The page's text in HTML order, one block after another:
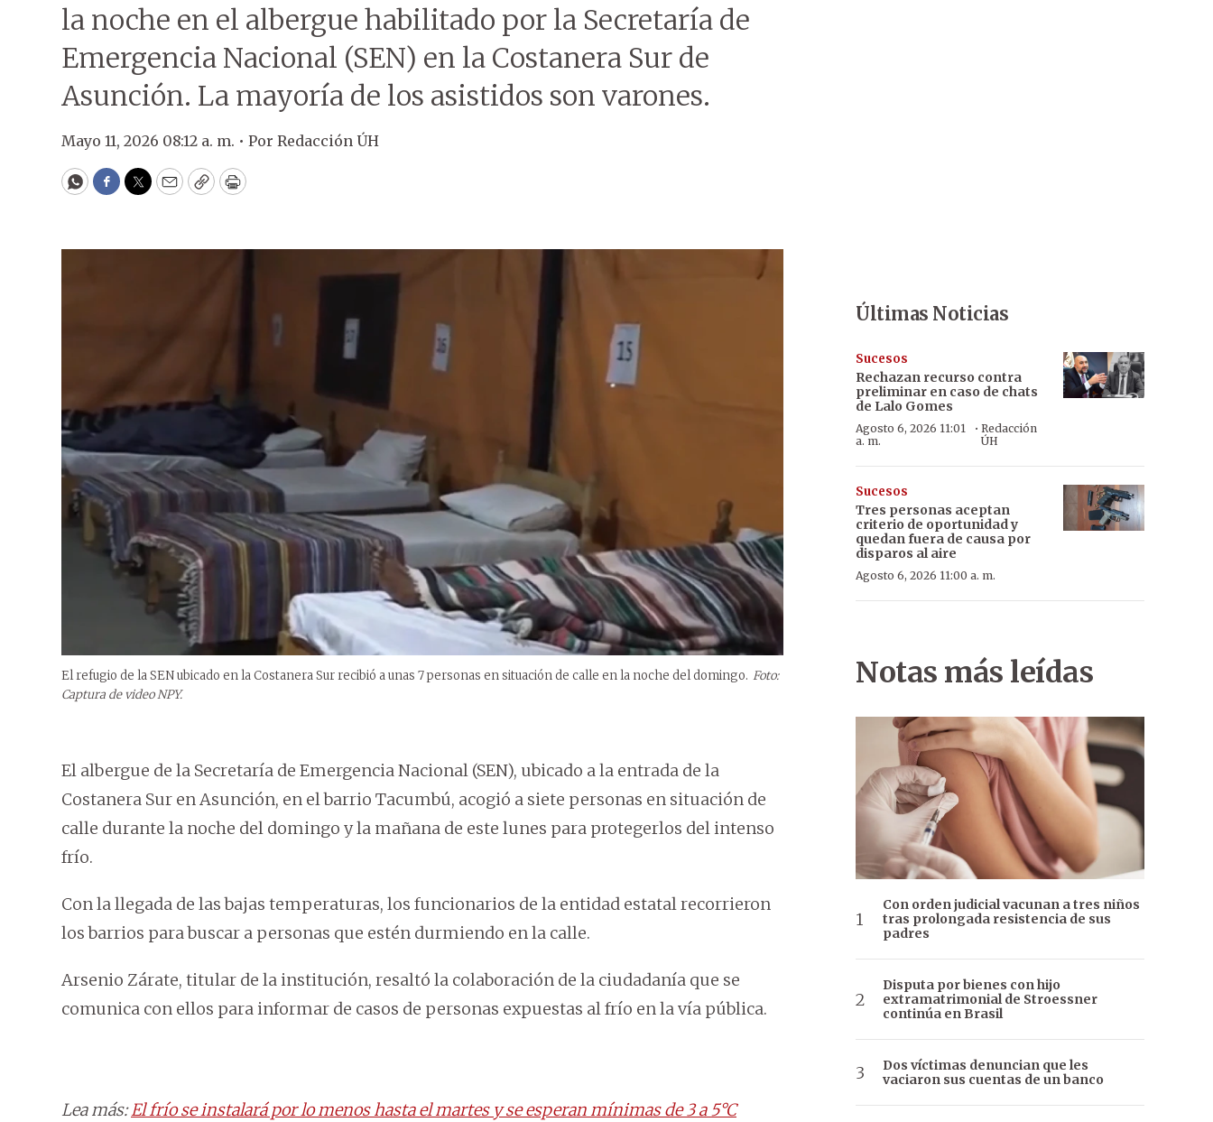
la noche en el albergue habilitado por la Secretaría de
Emergencia Nacional (SEN) en la Costanera Sur de
Asunción. La mayoría de los asistidos son varones.
Mayo 11, 2026 08:12 a. m. • Por Redacción ÚH
WhatsApp
Facebook
Twitter
EmailCopyPrint
El refugio de la SEN ubicado en la Costanera Sur recibió a unas 7 personas en situación de calle en la noche del domingo. Foto:
Captura de video NPY.
El albergue de la Secretaría de Emergencia Nacional (SEN), ubicado a la entrada de la
Costanera Sur en Asunción, en el barrio Tacumbú, acogió a siete personas en situación de
calle durante la noche del domingo y la mañana de este lunes para protegerlos del intenso
frío.
Con la llegada de las bajas temperaturas, los funcionarios de la entidad estatal recorrieron
los barrios para buscar a personas que estén durmiendo en la calle.
Arsenio Zárate, titular de la institución, resaltó la colaboración de la ciudadanía que se
comunica con ellos para informar de casos de personas expuestas al frío en la vía pública.
Lea más:El frío se instalará por lo menos hasta el martes y se esperan mínimas de 3 a 5°C
Últimas Noticias
Sucesos
Rechazan recurso contra
preliminar en caso de chats
de Lalo Gomes
Agosto 6, 2026 11:01
a. m.
·Redacción
ÚH
Sucesos
Tres personas aceptan
criterio de oportunidad y
quedan fuera de causa por
disparos al aire
Agosto 6, 2026 11:00 a. m.
Notas más leídas
Con orden judicial vacunan a tres niños
tras prolongada resistencia de sus
padres
Disputa por bienes con hijo
extramatrimonial de Stroessner
continúa en Brasil
Dos víctimas denuncian que les
vaciaron sus cuentas de un banco